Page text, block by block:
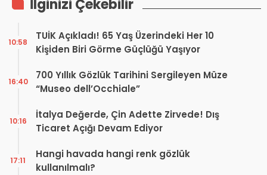
İlginizi Çekebilir
TUİK Açıkladı! 65 Yaş Üzerindeki Her 10
Kişiden Biri Görme Güçlüğü Yaşıyor
10:58
700 Yıllık Gözlük Tarihini Sergileyen Müze
“Museo dell’Occhiale”
16:40
İtalya Değerde, Çin Adette Zirvede! Dış
Ticaret Açığı Devam Ediyor
10:16
Hangi havada hangi renk gözlük
kullanılmalı?
17:11